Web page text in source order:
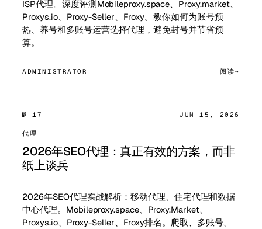
ISP代理。深度评测Mobileproxy.space、Proxy.market、
Proxys.io、Proxy-Seller、Froxy。教你如何为账号预
热、养号和多账号运营选择代理，避免封号并节省预
算。
ADMINISTRATOR 阅读
№ 17 JUN 15, 2026
代理
2026年SEO代理：真正有效的方案，而非
纸上谈兵
2026年SEO代理实战解析：移动代理、住宅代理和数据
中心代理。Mobileproxy.space、Proxy.Market、
Proxys.io、Proxy-Seller、Froxy排名。爬取、多账号、